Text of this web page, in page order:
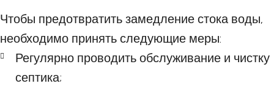
Чтобы предотвратить замедление стока воды,
необходимо принять следующие меры:
Регулярно проводить обслуживание и чистку
септика;